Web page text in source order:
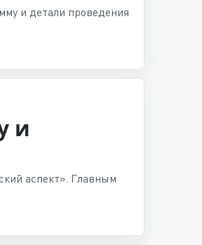
и детали проведения
и
аспект». Главным